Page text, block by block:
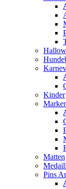
Kinder
Matten
Pins